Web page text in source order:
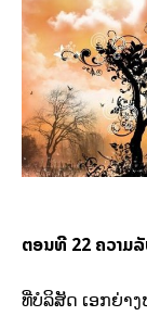
ຕອນທີ 22 ຄວາມ
ທີ່ບໍລິສັດ ເອກຍ່າ